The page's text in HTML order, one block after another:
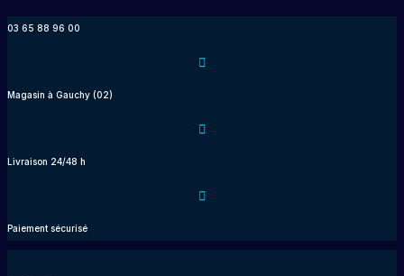
03 65 88 96 00
Magasin à Gauchy (02)
Livraison 24/48 h
Paiement sécurisé